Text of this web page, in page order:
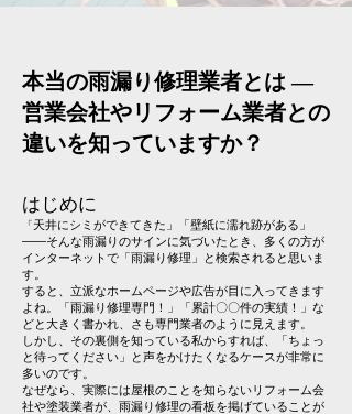
本当の雨漏り修理業者とは ―
営業会社やリフォーム業者との
違いを知っていますか？
はじめに
「天井にシミができてきた」「壁紙に濡れ跡がある」
――そんな雨漏りのサインに気づいたとき、多くの方が
インターネットで「雨漏り修理」と検索されると思いま
す。
すると、立派なホームページや広告が目に入ってきます
よね。「雨漏り修理専門！」「累計〇〇件の実績！」な
どと大きく書かれ、さも専門業者のように見えます。
しかし、その裏側を知っている私からすれば、「ちょっ
と待ってください」と声をかけたくなるケースが非常に
多いのです。
なぜなら、実際には屋根のことを知らないリフォーム会
社や塗装業者が、雨漏り修理の看板を掲げていることが